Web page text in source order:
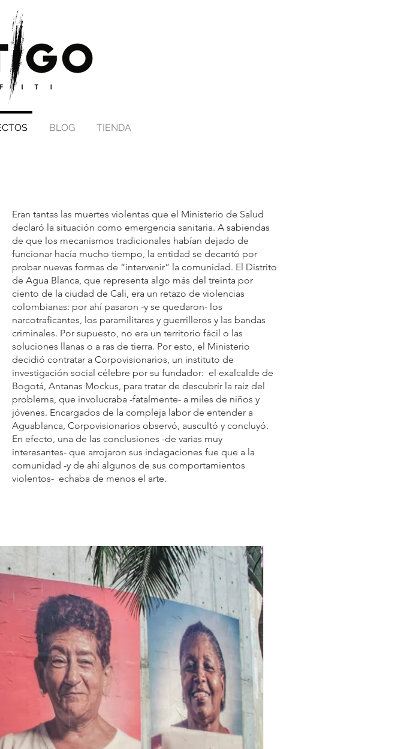
BLOG TIENDA
Eran tantas las muertes violentas que el Ministerio de Salud
declaró la situación como emergencia sanitaria. A sabiendas
de que los mecanismos tradicionales habían dejado de
funcionar hacía mucho tiempo, la entidad se decantó por
probar nuevas formas de “intervenir” la comunidad. El Distrito
de Agua Blanca, que representa algo más del treinta por
ciento de la ciudad de Cali, era un retazo de violencias
colombianas: por ahí pasaron -y se quedaron- los
narcotraficantes, los paramilitares y guerrilleros y las bandas
criminales. Por supuesto, no era un territorio fácil o las
soluciones llanas o a ras de tierra. Por esto, el Ministerio
decidió contratar a Corpovisionarios, un instituto de
investigación social célebre por su fundador: el exalcalde de
Bogotá, Antanas Mockus, para tratar de descubrir la raíz del
problema, que involucraba -fatalmente- a miles de niños y
jóvenes. Encargados de la compleja labor de entender a
Aguablanca, Corpovisionarios observó, auscultó y concluyó.
En efecto, una de las conclusiones -de varias muy
interesantes- que arrojaron sus indagaciones fue que a la
comunidad -y de ahí algunos de sus comportamientos
violentos- echaba de menos el arte.